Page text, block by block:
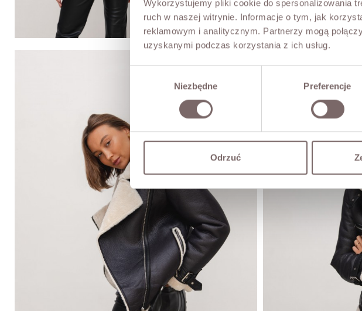
Wykorzystujemy pliki cookie do spersonalizowania
ruch w naszej witrynie. Informacje o tym, jak
reklamowym i analitycznym. Partnerzy mogą
uzyskanymi podczas korzystania z ich usług.
Niezbędne Preferencje
Odrzuć